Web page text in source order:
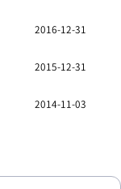
2016-12-31
2015-12-31
2014-11-03